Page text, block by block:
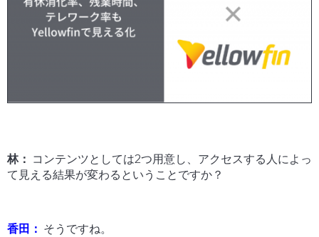
林： コンテンツとしては2つ用意し、アクセスする人によっ
て見える結果が変わるということですか？
香田： そうですね。